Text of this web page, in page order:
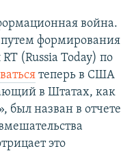
война.
формирования
(Russia Today) по
теперь в США
в Штатах, как
был назван в отчете
это